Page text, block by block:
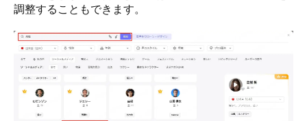
調整することもできます。